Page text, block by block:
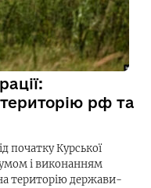
рф та
початку Курської
і виконанням
на територію держави-